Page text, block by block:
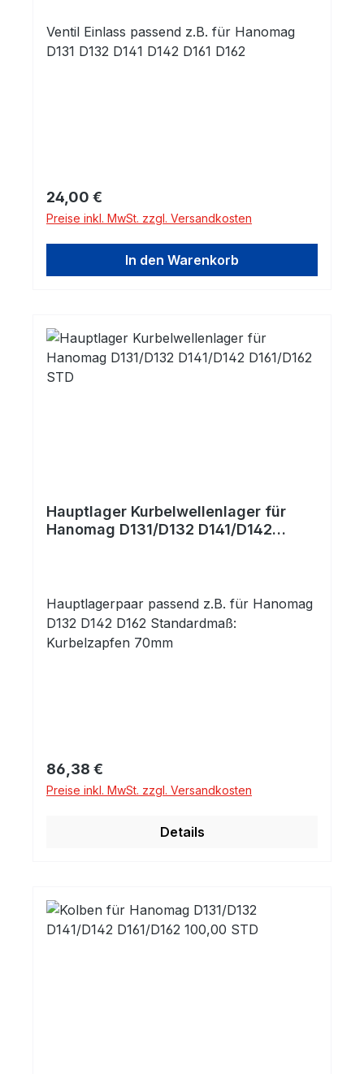
Ventil Einlass passend z.B. für Hanomag
D131 D132 D141 D142 D161 D162
Regulärer Preis:
24,00 €
Preise inkl. MwSt. zzgl. Versandkosten
In den Warenkorb
Hauptlager Kurbelwellenlager für
Hanomag D131/D132 D141/D142
Hauptlagerpaar passend z.B. für Hanomag
D132 D142 D162 Standardmaß:
Kurbelzapfen 70mm
Regulärer Preis:
86,38 €
Preise inkl. MwSt. zzgl. Versandkosten
Details